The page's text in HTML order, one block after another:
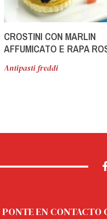
CROSTINI CON MARLIN
AFFUMICATO E RAPA
Antipasti freddi
PONTE EN CONTACTO